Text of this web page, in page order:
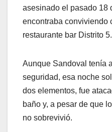
asesinado el pasado 18
encontraba conviviendo
restaurante bar Distrito 5.
Aunque Sandoval tenía
seguridad, esa noche
dos elementos, fue
baño y, a pesar de que
no sobrevivió.